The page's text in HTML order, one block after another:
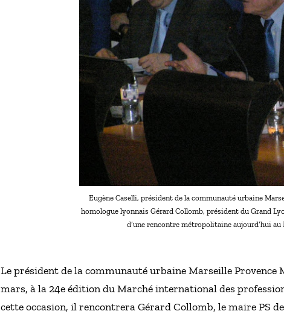
Eugène Caselli, président de la communauté urbaine
homologue lyonnais Gérard Collomb, président du Grand
d’une rencontre métropolitaine aujourd’hui au
Le président de la communauté urbaine Marseille Provence
mars, à la 24e édition du Marché international des
cette occasion, il rencontrera Gérard Collomb, le maire PS